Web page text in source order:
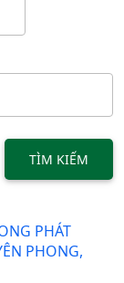
TÌM KIẾM
PHÁT
PHONG,